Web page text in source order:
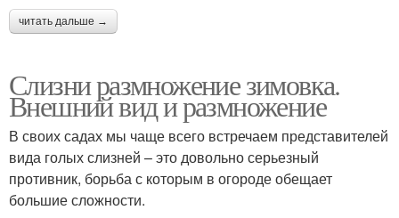
читать дальше →
Слизни размножение зимовка.
Внешний вид и размножение
В своих садах мы чаще всего встречаем представителей
вида голых слизней – это довольно серьезный
противник, борьба с которым в огороде обещает
большие сложности.